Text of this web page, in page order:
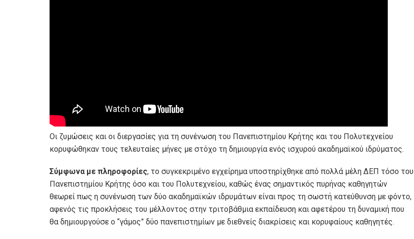
Οι ζυμώσεις και οι διεργασίες για τη συνένωση του Πανεπιστημίου Κρήτης και του Πολυτεχνείου
κορυφώθηκαν τους τελευταίες μήνες με στόχο τη δημιουργία ενός ισχυρού ακαδημαϊκού ιδρύματος.
Σύμφωνα με πληροφορίες, το συγκεκριμένο εγχείρημα υποστηρίχθηκε από πολλά μέλη ΔΕΠ τόσο του
Πανεπιστημίου Κρήτης όσο και του Πολυτεχνείου, καθώς ένας σημαντικός πυρήνας καθηγητών
θεωρεί πως η συνένωση των δύο ακαδημαϊκών ιδρυμάτων είναι προς τη σωστή κατεύθυνση με φόντο,
αφενός τις προκλήσεις του μέλλοντος στην τριτοβάθμια εκπαίδευση και αφετέρου τη δυναμική που
θα δημιουργούσε ο “γάμος” δύο πανεπιστημίων με διεθνείς διακρίσεις και κορυφαίους καθηγητές.